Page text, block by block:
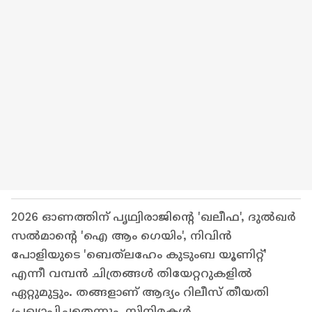
2026 ഓണത്തിന് പൃഥ്വിരാജിന്റെ 'ഖലീഫ', ദുൽഖർ
സൽമാന്റെ 'ഐ ആം ഗെയിം', നിവിൻ
പോളിയുടെ 'ബെത്‌ലഹേം കുടുംബ യൂണിറ്റ്'
എന്നീ വമ്പൻ ചിത്രങ്ങൾ തിയേറ്ററുകളിൽ
ഏറ്റുമുട്ടും. തങ്ങളാണ് ആദ്യം റിലീസ് തീയതി